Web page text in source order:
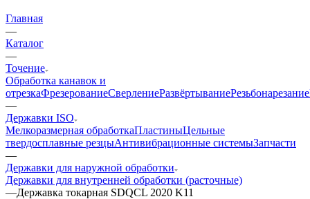
Главная
—
Каталог
—
Точение
Обработка канавок и
отрезкаФрезерованиеСверлениеРазвёртываниеРезьбонарезание
—
Державки ISO
Мелкоразмерная обработкаПластиныЦельные
твердосплавные резцыАнтивибрационные системыЗапчасти
—
Державки для наружной обработки
Державки для внутренней обработки (расточные)
—Державка токарная SDQCL 2020 K11